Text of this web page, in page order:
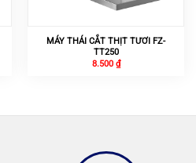
MÁY THÁI CẮT THỊT TƯƠI FZ-
TT250
8.500 ₫